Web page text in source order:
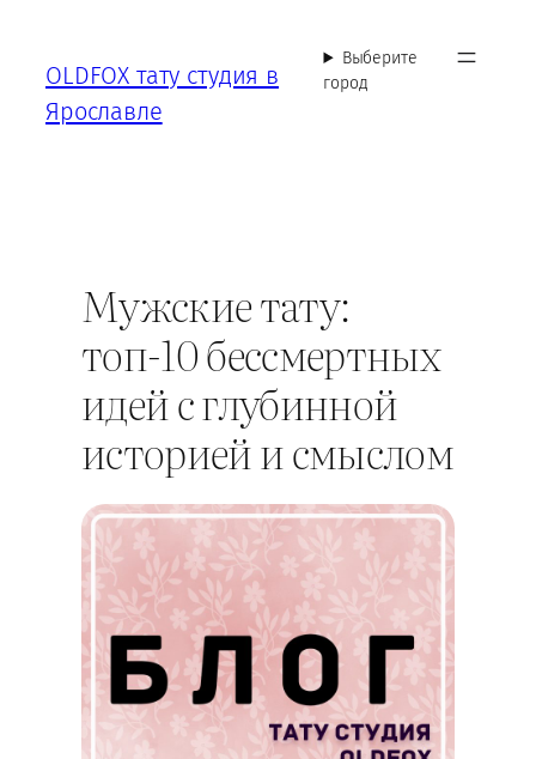
содержимому
OLDFOX тату студия в
Ярославле
Выберите
город
Мужские тату:
топ-10 бессмертных
идей с глубинной
историей и смыслом